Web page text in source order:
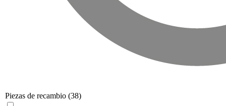
Piezas de recambio (38)